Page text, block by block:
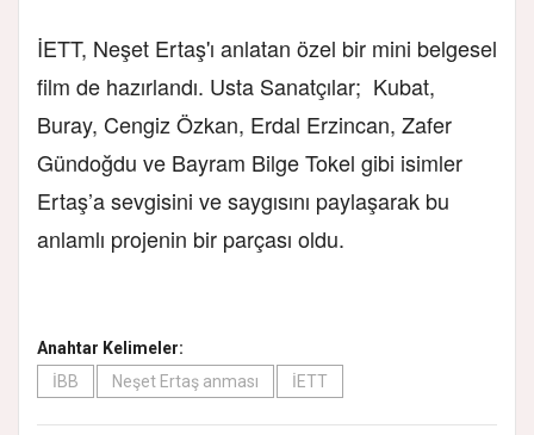
İETT, Neşet Ertaş'ı anlatan özel bir mini belgesel
film de hazırlandı. Usta Sanatçılar; Kubat,
Buray, Cengiz Özkan, Erdal Erzincan, Zafer
Gündoğdu ve Bayram Bilge Tokel gibi isimler
Ertaş’a sevgisini ve saygısını paylaşarak bu
anlamlı projenin bir parçası oldu.
Anahtar Kelimeler:
İBB
Neşet Ertaş anması İETT